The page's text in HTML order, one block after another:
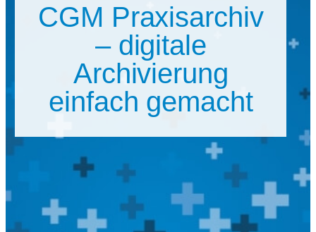
CGM Praxisarchiv
– digitale
Archivierung
einfach gemacht